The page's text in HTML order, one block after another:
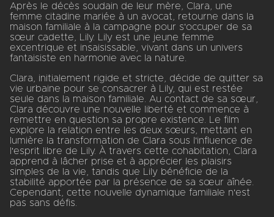
Après le décès soudain de leur mère, Clara, une
femme citadine mariée à un avocat, retourne dans la
maison familiale à la campagne pour s'occuper de sa
sœur cadette, Lily. Lily est une jeune femme
excentrique et insaisissable, vivant dans un univers
fantaisiste en harmonie avec la nature.
Clara, initialement rigide et stricte, décide de quitter sa
vie urbaine pour se consacrer à Lily, qui est restée
seule dans la maison familiale. Au contact de sa sœur,
Clara découvre une nouvelle liberté et commence à
remettre en question sa propre existence. Le film
explore la relation entre les deux sœurs, mettant en
lumière la transformation de Clara sous l'influence de
l'esprit libre de Lily. À travers cette cohabitation, Clara
apprend à lâcher prise et à apprécier les plaisirs
simples de la vie, tandis que Lily bénéficie de la
stabilité apportée par la présence de sa sœur aînée.
Cependant, cette nouvelle dynamique familiale n'est
pas sans défis.